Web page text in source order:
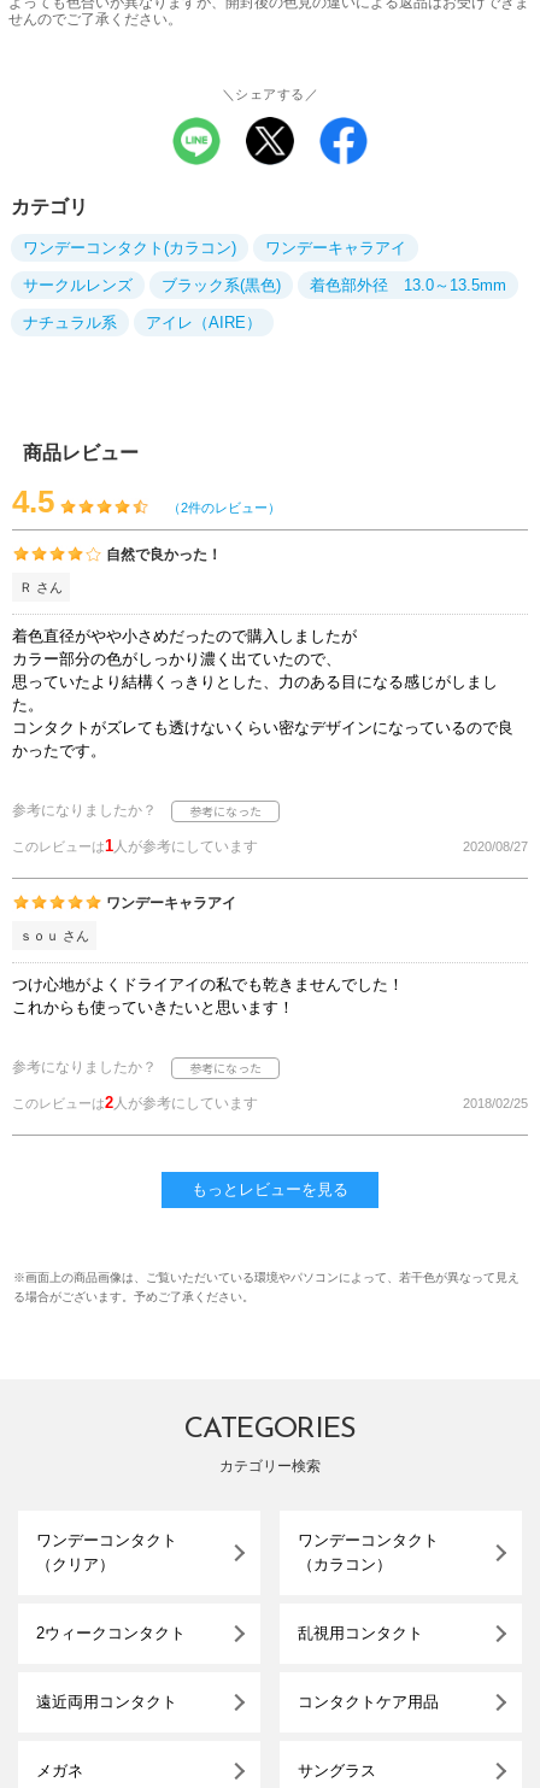
せんのでご了承ください。
＼シェアする／
カテゴリ
ワンデーコンタクト(カラコン) ワンデーキャラアイ
サークルレンズ ブラック系(黒色) 着色部外径 13.0～13.5mm
ナチュラル系 アイレ（AIRE）
商品レビュー
4.5 （2件のレビュー）
自然で良かった！
Ｒ さん
着色直径がやや小さめだったので購入しましたが
カラー部分の色がしっかり濃く出ていたので、
思っていたより結構くっきりとした、力のある目になる感じがしまし
た。
コンタクトがズレても透けないくらい密なデザインになっているので良
かったです。
参考になりましたか？
このレビューは1 人が参考にしています 2020/08/27
ワンデーキャラアイ
ｓｏｕ さん
つけ心地がよくドライアイの私でも乾きませんでした！
これからも使っていきたいと思います！
参考になりましたか？
このレビューは2 人が参考にしています 2018/02/25
もっとレビューを見る
※画面上の商品画像は、ご覧いただいている環境やパソコンによって、若干色が異なって見え
る場合がございます。予めご了承ください。
CATEGORIES
カテゴリー検索
ワンデーコンタクト
（クリア）
ワンデーコンタクト
（カラコン）
2ウィークコンタクト 乱視用コンタクト
遠近両用コンタクト コンタクトケア用品
メガネ サングラス